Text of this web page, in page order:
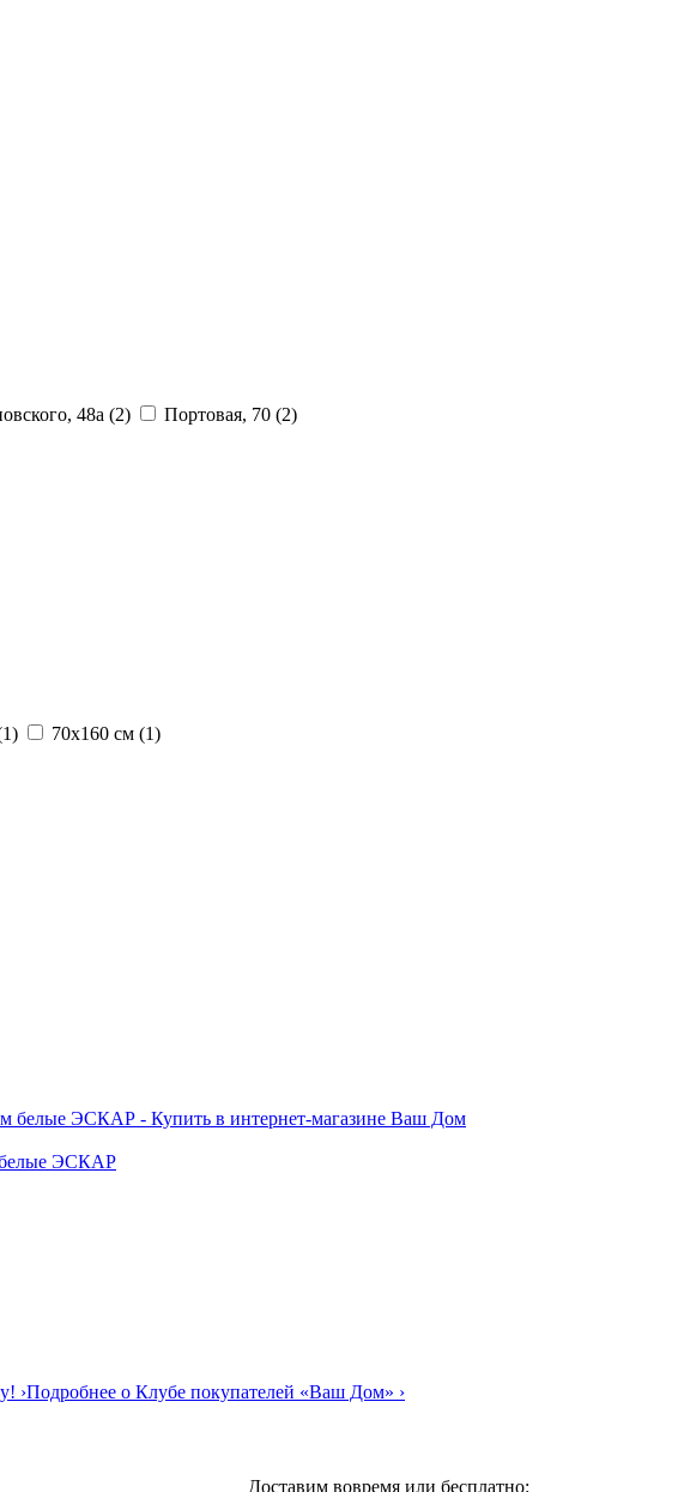
48а (2) Портовая, 70 (2)
70х160 см (1)
белые ЭСКАР
›Подробнее о Клубе покупателей «Ваш Дом» ›
Доставим вовремя или бесплатно: